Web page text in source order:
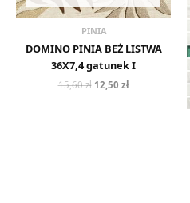
PINIA
DOMINO PINIA BEŻ LISTWA
36X7,4 gatunek I
15,60zł 12,50 zł